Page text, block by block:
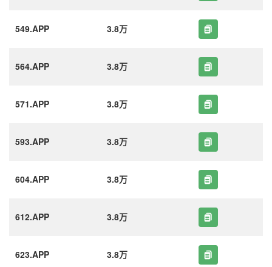
549.APP 3.8万
564.APP 3.8万
571.APP 3.8万
593.APP 3.8万
604.APP 3.8万
612.APP 3.8万
623.APP 3.8万